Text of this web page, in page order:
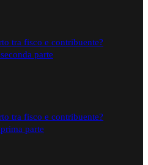
tra fisco e contribuente?
parte
tra fisco e contribuente?
parte